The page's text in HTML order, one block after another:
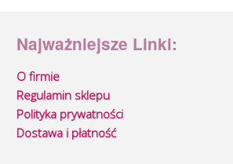
Najważniejsze Linki:
O firmie
Regulamin sklepu
Polityka prywatności
Dostawa i płatność